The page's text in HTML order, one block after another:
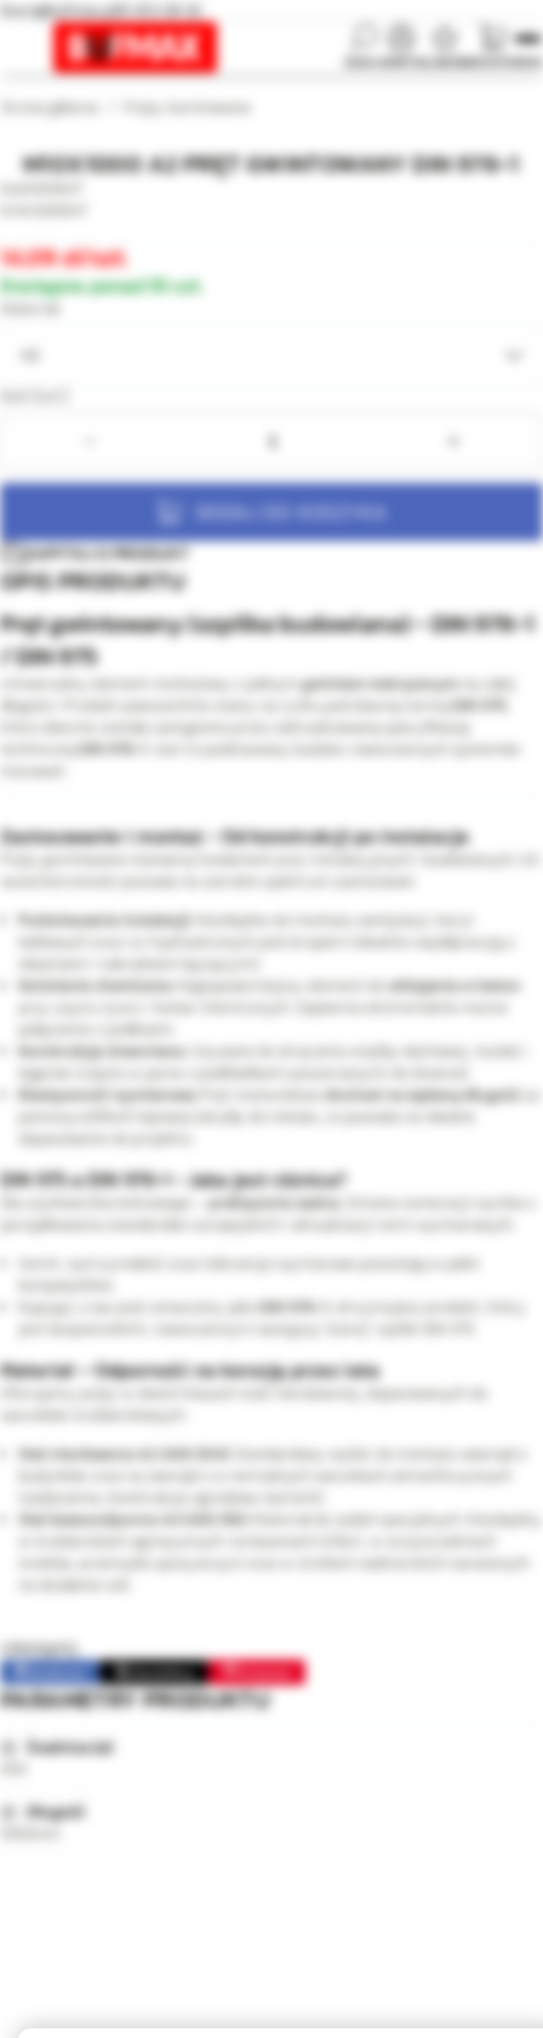
biuro@bufmax.pl91 453 08 92
ULUBIONEKOSZYK
Strona główna Pręty Gwintowane
M10X1000 A2 PRĘT GWINTOWANY DIN 976-1
14,09 /szt.
Dostępne ponad 55 szt.
DODAJ DO KOSZYKA
ZAPYTAJ O PRODUKT
OPIS PRODUKTU
Pręt gwintowany (szpilka budowlana) - DIN 976-1
/ DIN 975
Uniwersalny element montażowy z pełnymgwintem metrycznym na całej
długości. Produkt powszechnie znany na rynku pod dawną normą
DIN 975
która obecnie została zastąpiona przez zaktualizowaną specyfikację
DIN 976-1
. Jest to podstawowy budulec nowoczesnych systemów
Zastosowanie i montaż - Od konstrukcji po instalacje
Pręty gwintowane stanowią fundament prac instalacyjnych i budowlanych. Ich
Podwieszanie instalacji:
Niezbędne do montażu wentylacji, koryt
kablowych oraz rur hydraulicznych pod stropem (idealnie współpracują z
Kotwienie chemiczne:
Najpopularniejszy element do wklejania w beton
przy użyciu żywic i kotew chemicznych. Zapewnia ekstremalnie mocne
Konstrukcje drewniane: Używane do skręcania więźby dachowej, murłat i
legarów (często w parze z podkładkami poszerzanymi do drewna).
Elastyczność wymiarowa:
docinać na żądaną długość
dopasowanie do projektu.
DIN 975 a DIN 976-1 - Jaka jest różnica?
Dla użytkownika końcowego – praktycznie żadna
. Zmiana numeracji wynika z
Gwint, wytrzymałość oraz tolerancje wymiarowe pozostają w pełni
kompatybilne.
Kupując u nas pręt oznaczony jako DIN 976-1
, otrzymujesz produkt, który
jest bezpośrednim, nowoczesnym następcą "starej" szpilki DIN 975.
Materiał – Odporność na korozję przez lata
Oferujemy pręty w dwóch klasach stali nierdzewnej, dopasowanych do
Stal nierdzewna A2 (AISI 304):
Standardowy wybór do montażu wewnątrz
(zadaszenia, konstrukcje ogrodowe, barierki).
Stal kwasoodporna A4 (AISI 316):
Materiał do zadań specjalnych. Niezbędny
w środowiskach agresywnych: na basenach (chlor), w oczyszczalniach
ścieków, przemyśle spożywczym oraz w strefach nadmorskich narażonych
Udostępnij:
Opublikuj Pinterest
PARAMETRY PRODUKTU
Średnica (⌀)
Długość